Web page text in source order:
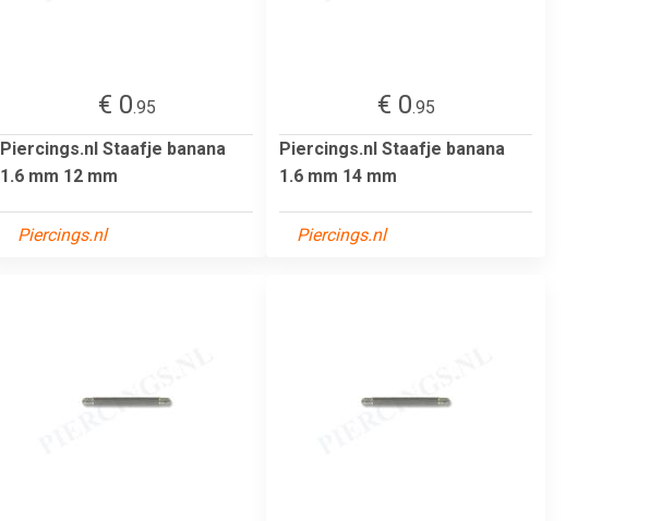
€ 0.95
Piercings.nl Staafje banana
1.6 mm 12 mm
Piercings.nl
€ 0.95
Piercings.nl Staafje banana
1.6 mm 14 mm
Piercings.nl